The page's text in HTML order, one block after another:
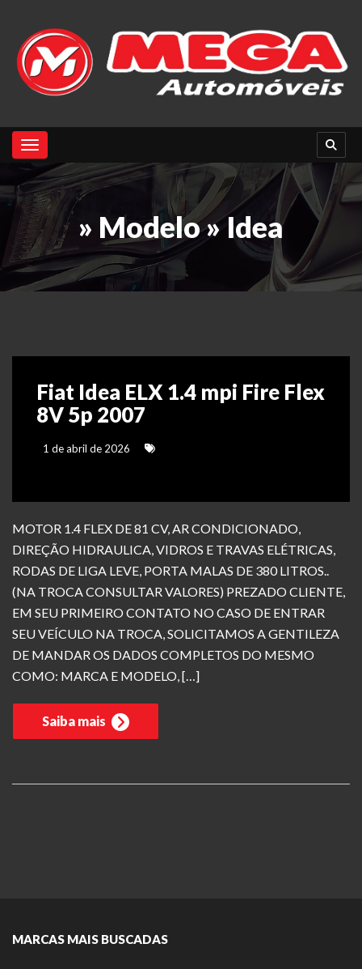
Toggle navigation
» Modelo » Idea
Fiat Idea ELX 1.4 mpi Fire Flex
8V 5p 2007
1 de abril de 2026
MOTOR 1.4 FLEX DE 81 CV, AR CONDICIONADO,
DIREÇÃO HIDRAULICA, VIDROS E TRAVAS ELÉTRICAS,
RODAS DE LIGA LEVE, PORTA MALAS DE 380 LITROS..
(NA TROCA CONSULTAR VALORES) PREZADO CLIENTE,
EM SEU PRIMEIRO CONTATO NO CASO DE ENTRAR
SEU VEÍCULO NA TROCA, SOLICITAMOS A GENTILEZA
DE MANDAR OS DADOS COMPLETOS DO MESMO
COMO: MARCA E MODELO, […]
Saiba mais
MARCAS MAIS BUSCADAS